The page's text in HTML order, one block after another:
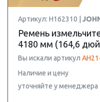
Артикул: H162310 |
Ремень
4180 мм (164,6
Вы искали артикул
Наличие и цену
уточняйте у менеджера